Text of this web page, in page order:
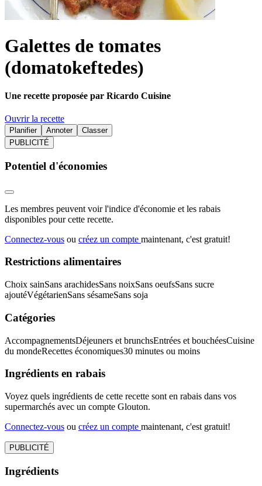
Galettes de tomates
(domatokeftedes)
Une recette proposée par Ricardo Cuisine
Ouvrir la recette
Planifier Annoter
Classer
PUBLICITÉ
Potentiel d'économies
Les membres peuvent voir l'indice d'économie et les rabais
disponibles pour cette recette.
Connectez-vous ou créez un compte maintenant, c'est gratuit!
Restrictions alimentaires
Choix sainSans arachidesSans noixSans oeufsSans sucre
ajoutéVégétarienSans sésameSans soja
Catégories
AccompagnementsDéjeuners et brunchsEntrées et bouchéesCuisine
du mondeRecettes économiques30 minutes ou moins
Ingrédients en rabais
Voyez quels ingrédients de cette recette sont en rabais dans vos
supermarchés avec un compte Glouton.
Connectez-vous ou créez un compte maintenant, c'est gratuit!
PUBLICITÉ
Ingrédients